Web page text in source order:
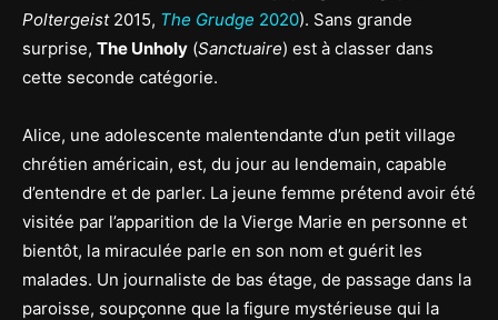
Poltergeist2015, The Grudge 2020). Sans grande
surprise, The Unholy (Sanctuaire) est à classer dans
cette seconde catégorie.
Alice, une adolescente malentendante d’un petit village
chrétien américain, est, du jour au lendemain, capable
d’entendre et de parler. La jeune femme prétend avoir été
visitée par l’apparition de la Vierge Marie en personne et
bientôt, la miraculée parle en son nom et guérit les
malades. Un journaliste de bas étage, de passage dans la
paroisse, soupçonne que la figure mystérieuse qui la